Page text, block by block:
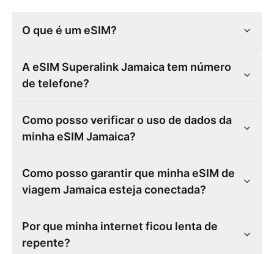
O que é um eSIM?
A eSIM Superalink Jamaica tem número
de telefone?
Como posso verificar o uso de dados da
minha eSIM Jamaica?
Como posso garantir que minha eSIM de
viagem Jamaica esteja conectada?
Por que minha internet ficou lenta de
repente?